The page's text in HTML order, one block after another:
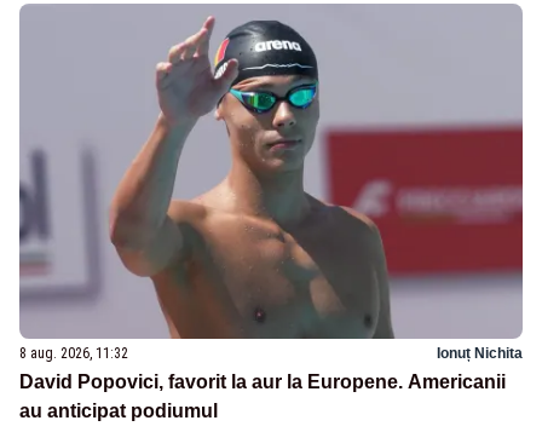
8 aug. 2026, 11:32 Ionuț Nichita
David Popovici, favorit la aur la Europene. Americanii
au anticipat podiumul